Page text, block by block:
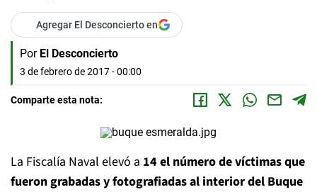
Agregar El Desconcierto en
Por El Desconcierto
3 de febrero de 2017 - 00:00
Comparte esta nota:
La Fiscalía Naval elevó a 14 el número de víctimas que
fueron grabadas y fotografiadas al interior del Buque